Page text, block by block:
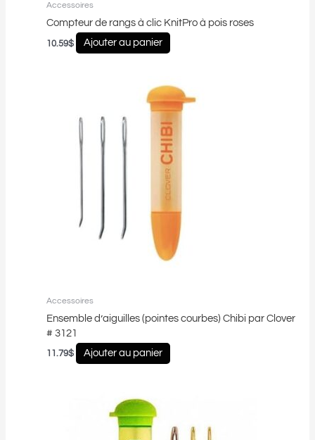
Accessoires
Compteur de rangs à clic KnitPro à pois roses
10.59$ Ajouter au panier
Accessoires
Ensemble d’aiguilles (pointes courbes) Chibi par Clover
# 3121
11.79$ Ajouter au panier